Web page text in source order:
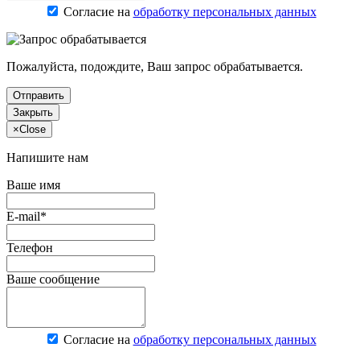
Согласие на обработку персональных данных
Пожалуйста, подождите, Ваш запрос обрабатывается.
Отправить
Закрыть
×Close
Напишите нам
Ваше имя
E-mail*
Телефон
Ваше сообщение
Согласие на обработку персональных данных